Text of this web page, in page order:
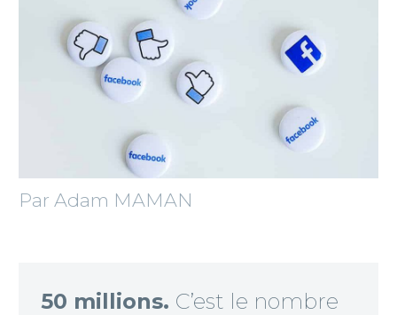
Par Adam MAMAN
50 millions. C’est le nombre